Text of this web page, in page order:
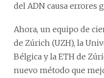
del ADN causa errores
Ahora, un equipo de
de Zúrich (UZH), la
Bélgica y la ETH de
nuevo método que